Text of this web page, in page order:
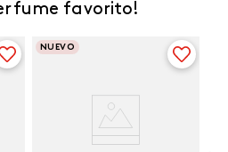
favorito!
NUEVO